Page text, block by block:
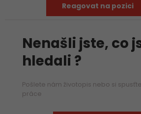
Reagovat na pozici
Nenašli jste, co
hledali ?
Pošlete nám životopis nebo si
práce